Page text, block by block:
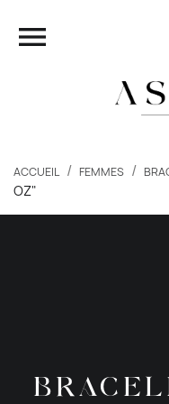

close
FEMMES
BONS PLANS
ACCUEIL FEMMES
OZ"